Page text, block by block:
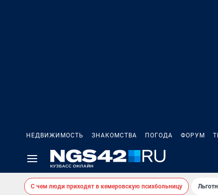
НЕДВИЖИМОСТЬ ЗНАКОМСТВА ПОГОДА ФОРУМ
С чем люди приходят в кемеровскую психбольницу